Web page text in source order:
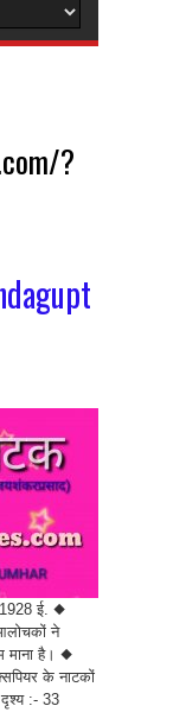
?
ई. ◆
ने
माना है। ◆
के नाटकों
:- 33